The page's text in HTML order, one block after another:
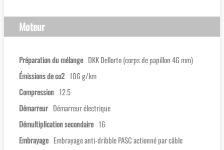
Moteur
Préparation du mélange DKK Dellorto (corps de papillon 46 mm)
Émissions de co2 106 g/km
Compression 12.5
Démarreur Démarreur électrique
Démultiplication secondaire 16
Embrayage Embrayage anti-dribble PASC actionné par câble